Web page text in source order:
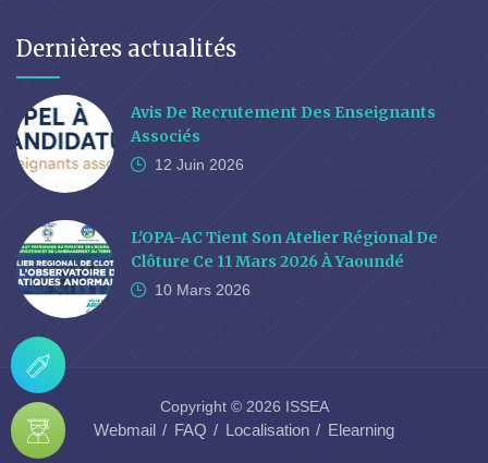
Dernières actualités
Avis De Recrutement Des Enseignants
Associés
12 Juin 2026
L'OPA-AC Tient Son Atelier Régional De
Clôture Ce 11 Mars 2026 À Yaoundé
10 Mars 2026
Copyright © 2026 ISSEA
Webmail FAQ Localisation Elearning